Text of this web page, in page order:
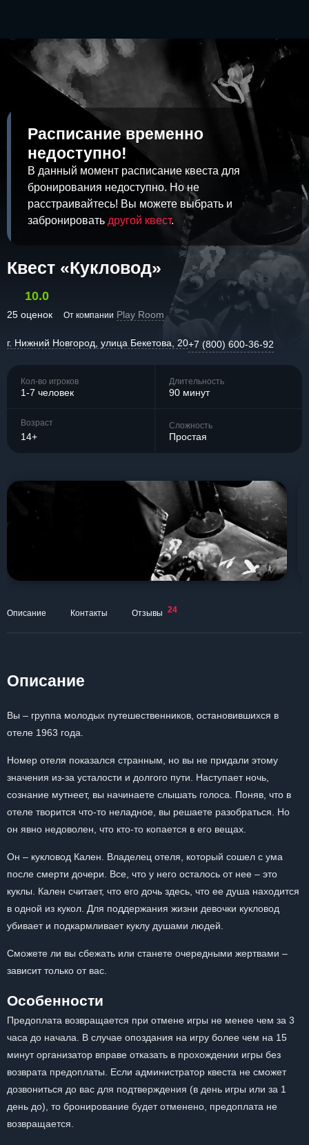
Расписание временно
недоступно!
В данный момент расписание квеста для
бронирования недоступно. Но не
расстраивайтесь! Вы можете выбрать и
забронировать другой квест.
Квест «Кукловод»
10.0
25 оценок От компании Play Room
г. Нижний Новгород, улица Бекетова, 20+7 (800) 600-36-92
Кол-во игроков
1-7 человек
Длительность
90 минут
Возраст
14+
Сложность
Простая
Описание Контакты Отзывы 24
Описание
Вы – группа молодых путешественников, остановившихся в
отеле 1963 года.
Номер отеля показался странным, но вы не придали этому
значения из-за усталости и долгого пути. Наступает ночь,
сознание мутнеет, вы начинаете слышать голоса. Поняв, что в
отеле творится что-то неладное, вы решаете разобраться. Но
он явно недоволен, что кто-то копается в его вещах.
Он – кукловод Кален. Владелец отеля, который сошел с ума
после смерти дочери. Все, что у него осталось от нее – это
куклы. Кален считает, что его дочь здесь, что ее душа находится
в одной из кукол. Для поддержания жизни девочки кукловод
убивает и подкармливает куклу душами людей.
Сможете ли вы сбежать или станете очередными жертвами –
зависит только от вас.
Особенности
Предоплата возвращается при отмене игры не менее чем за 3
часа до начала. В случае опоздания на игру более чем на 15
минут организатор вправе отказать в прохождении игры без
возврата предоплаты. Если администратор квеста не сможет
дозвониться до вас для подтверждения (в день игры или за 1
день до), то бронирование будет отменено, предоплата не
возвращается.